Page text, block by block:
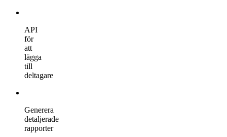
API
för
att
lägga
till
deltagare
Generera
detaljerade
rapporter